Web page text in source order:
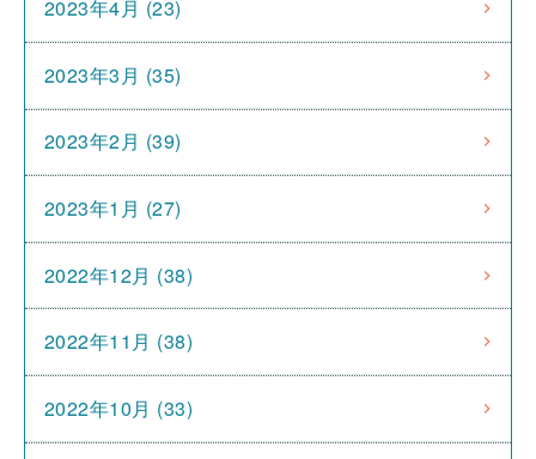
2023年4月 (23)
2023年3月 (35)
2023年2月 (39)
2023年1月 (27)
2022年12月 (38)
2022年11月 (38)
2022年10月 (33)